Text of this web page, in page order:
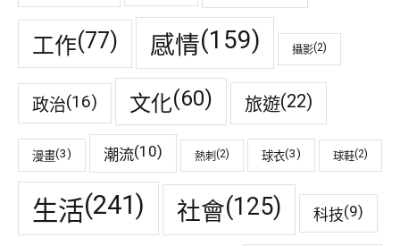
工作(77) 感情(159) 攝影(2)
政治(16) 文化(60) 旅遊(22)
漫畫(3) 潮流(10) 熱刺 (2) 球衣(3) 球鞋(2)
生活(241) 社會(125) 科技(9)